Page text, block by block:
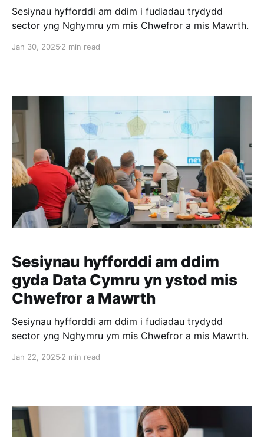
Sesiynau hyfforddi am ddim i fudiadau trydydd
sector yng Nghymru ym mis Chwefror a mis Mawrth.
Jan 30, 2025 2 min read
Sesiynau hyfforddi am ddim
gyda Data Cymru yn ystod mis
Chwefror a Mawrth
Sesiynau hyfforddi am ddim i fudiadau trydydd
sector yng Nghymru ym mis Chwefror a mis Mawrth.
Jan 22, 2025 2 min read